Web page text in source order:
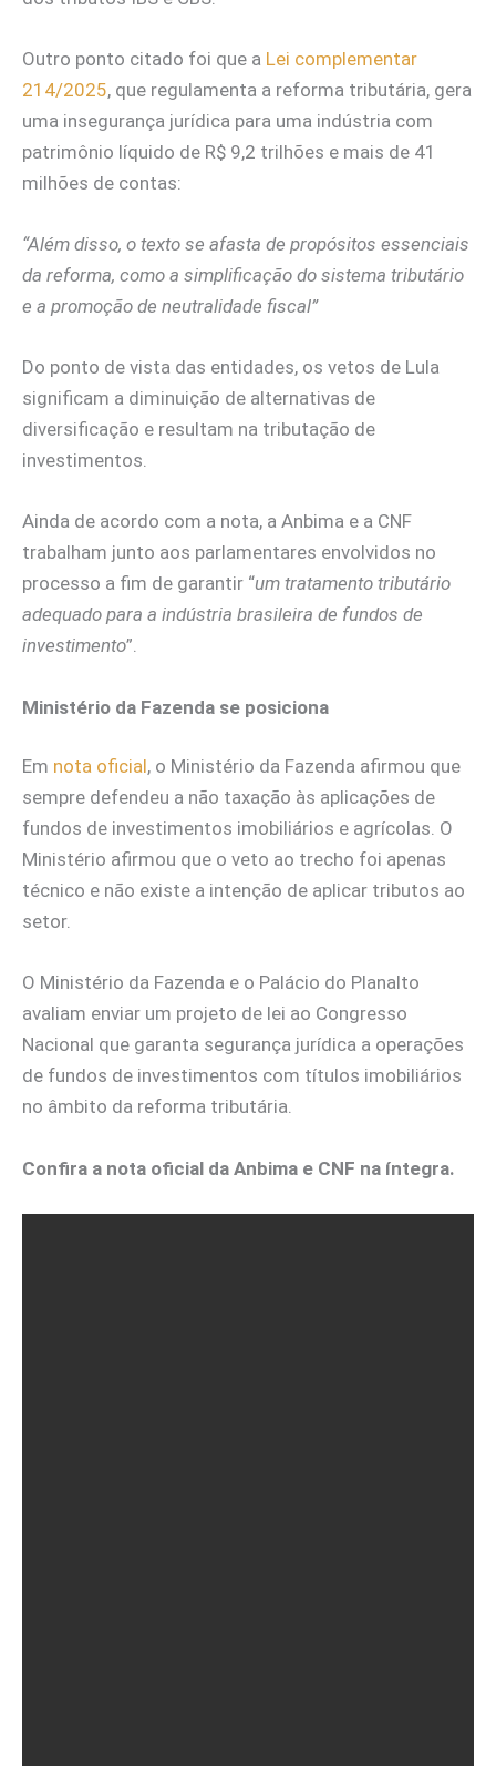
Outro ponto citado foi que a Lei complementar
214/2025, que regulamenta a reforma tributária, gera
uma insegurança jurídica para uma indústria com
patrimônio líquido de R$ 9,2 trilhões e mais de 41
milhões de contas:
“Além disso, o texto se afasta de propósitos essenciais
da reforma, como a simplificação do sistema tributário
e a promoção de neutralidade fiscal”
Do ponto de vista das entidades, os vetos de Lula
significam a diminuição de alternativas de
diversificação e resultam na tributação de
investimentos.
Ainda de acordo com a nota, a Anbima e a CNF
trabalham junto aos parlamentares envolvidos no
processo a fim de garantir “um tratamento tributário
adequado para a indústria brasileira de fundos de
investimento”.
Ministério da Fazenda se posiciona
Em nota oficial, o Ministério da Fazenda afirmou que
sempre defendeu a não taxação às aplicações de
fundos de investimentos imobiliários e agrícolas. O
Ministério afirmou que o veto ao trecho foi apenas
técnico e não existe a intenção de aplicar tributos ao
setor.
O Ministério da Fazenda e o Palácio do Planalto
avaliam enviar um projeto de lei ao Congresso
Nacional que garanta segurança jurídica a operações
de fundos de investimentos com títulos imobiliários
no âmbito da reforma tributária.
Confira a nota oficial da Anbima e CNF na íntegra.